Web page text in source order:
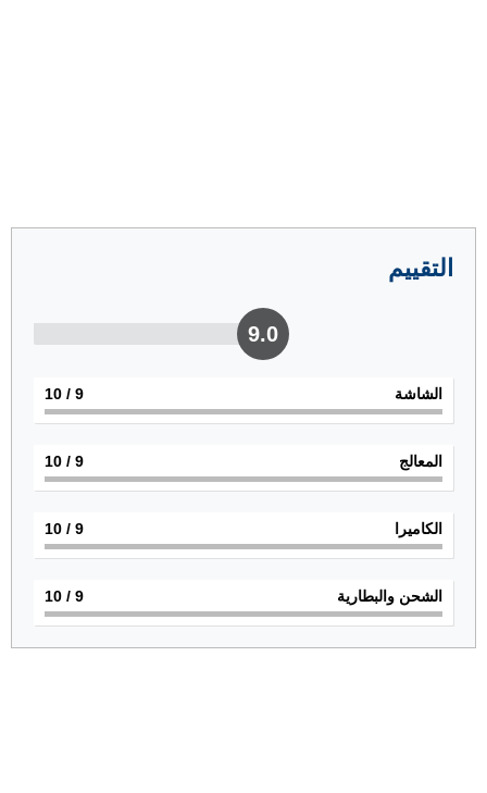
التقييم
9.0
الشاشة 9
/ 10
المعالج 9
/ 10
الكاميرا 9
/ 10
الشحن والبطارية 9
/ 10